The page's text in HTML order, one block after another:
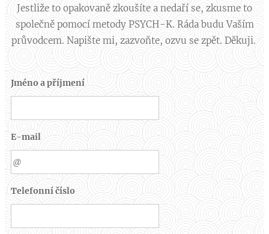
Jestliže to opakovaně zkoušíte a nedaří se, zkusme to
společně pomocí metody PSYCH-K. Ráda budu Vaším
průvodcem. Napište mi, zazvoňte, ozvu se zpět. Děkuji.
Jméno a příjmení
E-mail
Telefonní číslo